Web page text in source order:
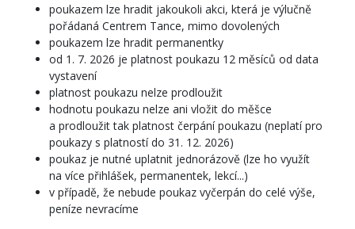
poukazem lze hradit jakoukoli akci, která je výlučně
pořádaná Centrem Tance, mimo dovolených
poukazem lze hradit permanentky
od 1. 7. 2026 je platnost poukazu 12 měsíců od data
vystavení
platnost poukazu nelze prodloužit
hodnotu poukazu nelze ani vložit do měšce
a prodloužit tak platnost čerpání poukazu (neplatí pro
poukazy s platností do 31. 12. 2026)
poukaz je nutné uplatnit jednorázově (lze ho využít
na více přihlášek, permanentek, lekcí...)
v případě, že nebude poukaz vyčerpán do celé výše,
peníze nevracíme